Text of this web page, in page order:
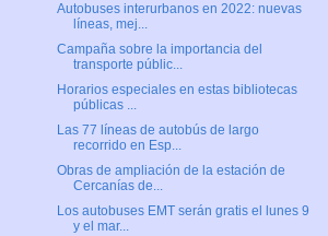
Autobuses interurbanos en 2022: nuevas
líneas, mej...
Campaña sobre la importancia del
transporte públic...
Horarios especiales en estas bibliotecas
públicas ...
Las 77 líneas de autobús de largo
recorrido en Esp...
Obras de ampliación de la estación de
Cercanías de...
Los autobuses EMT serán gratis el lunes 9
y el mar...